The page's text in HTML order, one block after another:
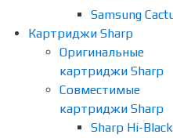
Samsung
Картриджи Sharp
Оригинальные
картриджи Sharp
Совместимые
картриджи Sharp
Sharp Hi-Black